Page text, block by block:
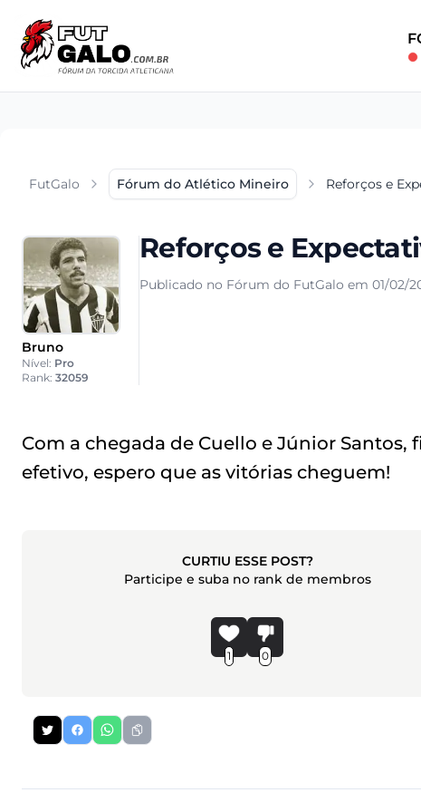
FutGalo Fórum do Atlético Mineiro Reforços e
Bruno
Nível: Pro
Rank: 32059
Reforços e
Publicado no Fórum do FutGalo em 01/02/
Com a chegada de Cuello e Júnior
efetivo, espero que as vitórias cheguem!
CURTIU ESSE POST?
Participe e suba no rank de membros
1 0